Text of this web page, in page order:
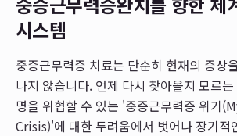
시스템
중증근무력증 치료는 단순히 현재의 증상
나지 않습니다. 언제 다시 찾아올지 모르
명을 위협할 수 있는 '중증근무력증 위기
Crisis)'에 대한 두려움에서 벗어나 장기적